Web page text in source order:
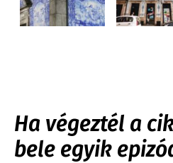
Ha végeztél a
bele egyik